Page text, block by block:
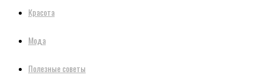
Красота
Мода
Полезные советы